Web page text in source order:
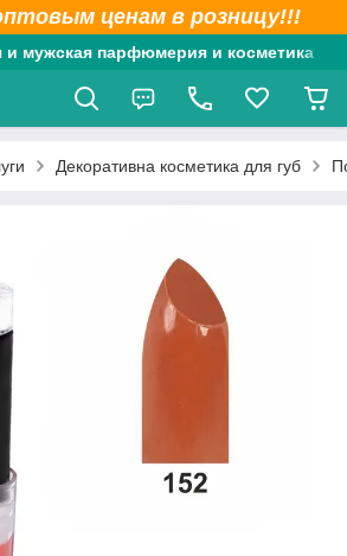
ценам в розницу!!!
и мужская парфюмерия и косметика
Декоративна косметика для губ